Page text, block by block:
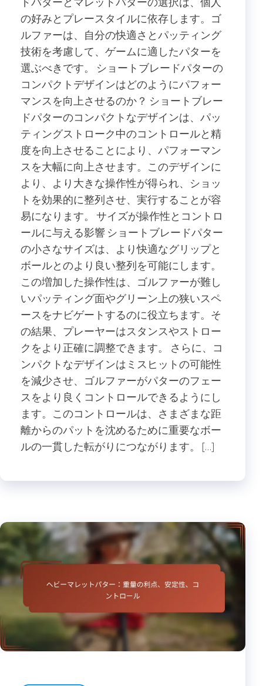
の好みとプレースタイルに依存します。ゴ
ルファーは、自分の快適さとパッティング
技術を考慮して、ゲームに適したパターを
選ぶべきです。 ショートブレードパターの
コンパクトデザインはどのようにパフォー
マンスを向上させるのか？ ショートブレー
ドパターのコンパクトなデザインは、パッ
ティングストローク中のコントロールと精
度を向上させることにより、パフォーマン
スを大幅に向上させます。このデザインに
より、より大きな操作性が得られ、ショッ
トを効果的に整列させ、実行することが容
易になります。 サイズが操作性とコントロ
ールに与える影響 ショートブレードパター
の小さなサイズは、より快適なグリップと
ボールとのより良い整列を可能にします。
この増加した操作性は、ゴルファーが難し
いパッティング面やグリーン上の狭いスペ
ースをナビゲートするのに役立ちます。そ
の結果、プレーヤーはスタンスやストロー
クをより正確に調整できます。 さらに、コ
ンパクトなデザインはミスヒットの可能性
を減少させ、ゴルファーがパターのフェー
スをより良くコントロールできるようにし
ます。このコントロールは、さまざまな距
離からのパットを沈めるために重要なボー
ルの一貫した転がりにつながります。 […]